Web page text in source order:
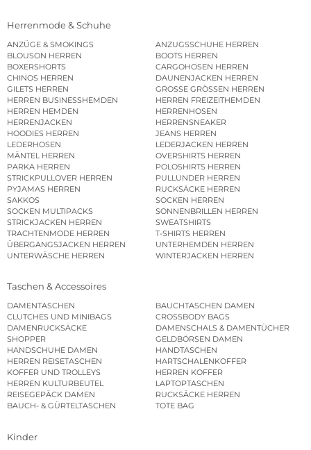
Herrenmode & Schuhe
ANZÜGE & SMOKINGS
ANZUGSSCHUHE HERREN
BLOUSON HERREN
BOOTS HERREN
BOXERSHORTS
CARGOHOSEN HERREN
CHINOS HERREN
DAUNENJACKEN HERREN
GILETS HERREN
GROSSE GRÖSSEN HERREN
HERREN BUSINESSHEMDEN
HERREN FREIZEITHEMDEN
HERREN HEMDEN
HERRENHOSEN
HERRENJACKEN
HERRENSNEAKER
HOODIES HERREN
JEANS HERREN
LEDERHOSEN
LEDERJACKEN HERREN
MÄNTEL HERREN
OVERSHIRTS HERREN
PARKA HERREN
POLOSHIRTS HERREN
STRICKPULLOVER HERREN
PULLUNDER HERREN
PYJAMAS HERREN
RUCKSÄCKE HERREN
SAKKOS
SOCKEN HERREN
SOCKEN MULTIPACKS
SONNENBRILLEN HERREN
STRICKJACKEN HERREN
SWEATSHIRTS
TRACHTENMODE HERREN
T-SHIRTS HERREN
ÜBERGANGSJACKEN HERREN
UNTERHEMDEN HERREN
UNTERWÄSCHE HERREN
WINTERJACKEN HERREN
Taschen & Accessoires
DAMENTASCHEN
BAUCHTASCHEN DAMEN
CLUTCHES UND MINIBAGS
CROSSBODY BAGS
DAMENRUCKSÄCKE
DAMENSCHALS & DAMENTÜCHER
SHOPPER
GELDBÖRSEN DAMEN
HANDSCHUHE DAMEN
HANDTASCHEN
HERREN REISETASCHEN
HARTSCHALENKOFFER
KOFFER UND TROLLEYS
HERREN KOFFER
HERREN KULTURBEUTEL
LAPTOPTASCHEN
REISEGEPÄCK DAMEN
RUCKSÄCKE HERREN
BAUCH- & GÜRTELTASCHEN
TOTE BAG
Kinder